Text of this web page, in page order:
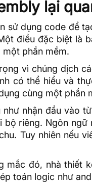
lại
sử dụng code để
điều đặc biệt là
phần mềm.
vì chúng dịch
có thể hiểu và
cùng một phần
nhận đầu vào
bộ riêng. Ngôn
Tuy nhiên nếu
mắc đó, nhà thiết
toán logic như